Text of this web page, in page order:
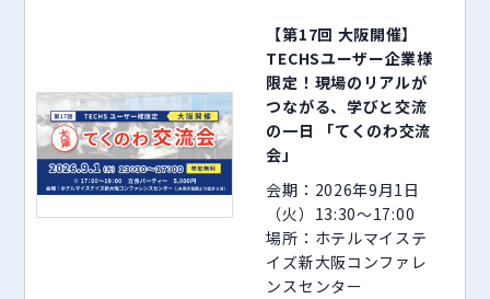
【第17回 大阪開催】
TECHSユーザー企業様
限定！現場のリアルが
つながる、学びと交流
の一日 「てくのわ交流
会」
会期：2026年9月1日
（火）13:30～17:00
場所：ホテルマイステ
イズ新大阪コンファレ
ンスセンター